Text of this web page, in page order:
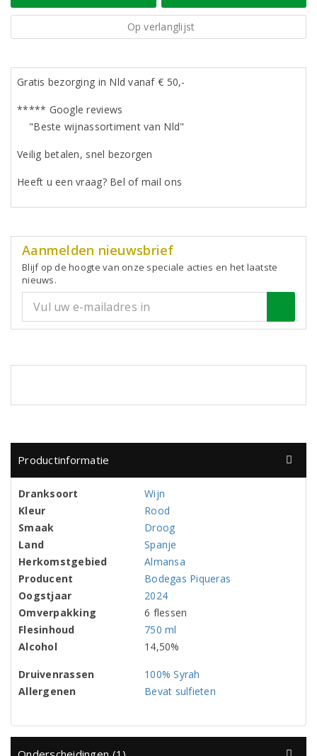
Op verlanglijst
Gratis bezorging in Nld vanaf € 50,-
***** Google reviews
"Beste wijnassortiment van Nld"
Veilig betalen, snel bezorgen
Heeft u een vraag? Bel of mail ons
Aanmelden nieuwsbrief
Blijf op de hoogte van onze speciale acties en het laatste
nieuws.
Productinformatie
Dranksoort
Wijn
Kleur
Rood
Smaak
Droog
Land
Spanje
Herkomstgebied
Almansa
Producent
Bodegas Piqueras
Oogstjaar
2024
Omverpakking
6 flessen
Flesinhoud
750 ml
Alcohol
14,50%
Druivenrassen
100% Syrah
Allergenen
Bevat sulfieten